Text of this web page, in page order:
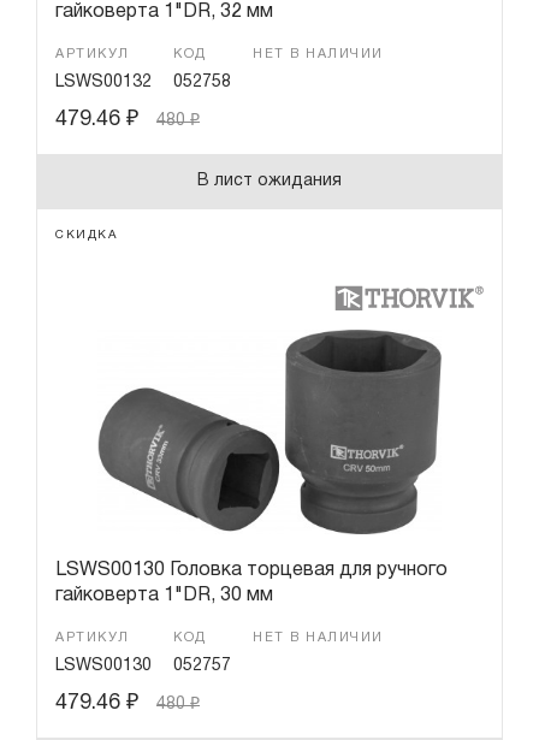
гайковерта 1"DR, 32 мм
АРТИКУЛ
LSWS00132
КОД
052758
НЕТ В НАЛИЧИИ
479.46 ₽ 480₽
В лист ожидания
СКИДКА
LSWS00130 Головка торцевая для ручного
гайковерта 1"DR, 30 мм
АРТИКУЛ
LSWS00130
КОД
052757
НЕТ В НАЛИЧИИ
479.46 ₽ 480₽